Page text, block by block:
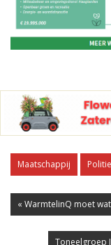
Maatschappij
« WarmtelinQ moet
Toneelgroep